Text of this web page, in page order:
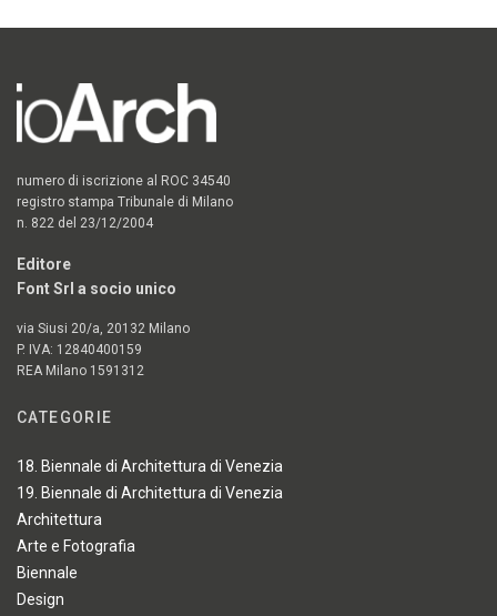
numero di iscrizione al ROC 34540
registro stampa Tribunale di Milano
n. 822 del 23/12/2004
Editore
Font Srl a socio unico
via Siusi 20/a, 20132 Milano
P. IVA: 12840400159
REA Milano 1591312
CATEGORIE
18. Biennale di Architettura di Venezia
19. Biennale di Architettura di Venezia
Architettura
Arte e Fotografia
Biennale
Design